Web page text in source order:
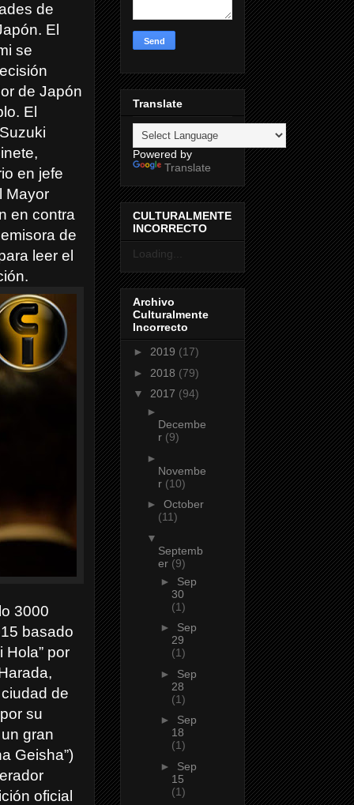
de
El
se
de Japón
El
en jefe
Mayor
en contra
de
leer el
3000
basado
Hola” por
de
su
gran
Geisha”)
oficial
Translate
Powered by
Translate
CULTURALMENTE
INCORRECTO
Loading...
Archivo
Culturalmente
Incorrecto
► 2019 (17)
► 2018 (79)
▼ 2017 (94)
►
Decembe
r (9)
►
Novembe
r (10)
► October
(11)
▼
Septemb
er (9)
► Sep
30
(1)
► Sep
29
(1)
► Sep
28
(1)
► Sep
18
(1)
► Sep
15
(1)